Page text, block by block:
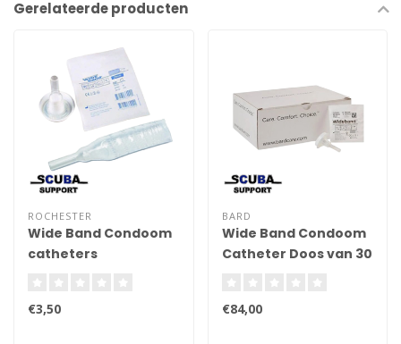
Gerelateerde producten
ROCHESTER
Wide Band Condoom
catheters
€3,50
BARD
Wide Band Condoom
Catheter Doos van 30
€84,00